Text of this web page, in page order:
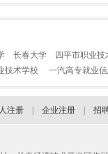
长春大学 四平市职业
技术学校 一汽高专就业信
注册 企业注册 招